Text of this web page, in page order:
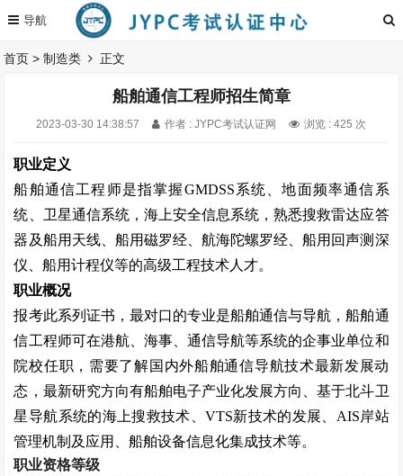
首页 >制造类 正文
船舶通信工程师招生简章
2023-03-30 14:38:57 作者 : JYPC考试认证网 浏览 : 425 次
职业定义
船舶通信工程师是指掌握GMDSS系统、地面频率通信系
统、卫星通信系统，海上安全信息系统，熟悉搜救雷达应答
器及船用天线、船用磁罗经、航海陀螺罗经、船用回声测深
仪、船用计程仪等的高级工程技术人才。
职业概况
报考此系列证书，最对口的专业是船舶通信与导航，船舶通
信工程师可在港航、海事、通信导航等系统的企事业单位和
院校任职，需要了解国内外船舶通信导航技术最新发展动
态，最新研究方向有船舶电子产业化发展方向、基于北斗卫
星导航系统的海上搜救技术、VTS新技术的发展、 AIS岸站
管理机制及应用、船舶设备信息化集成技术等。
职业资格等级